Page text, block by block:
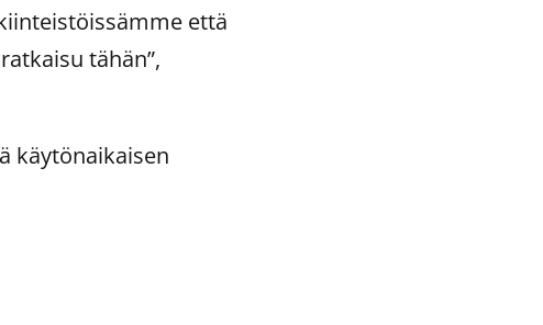
että
tähän”,
käytönaikaisen